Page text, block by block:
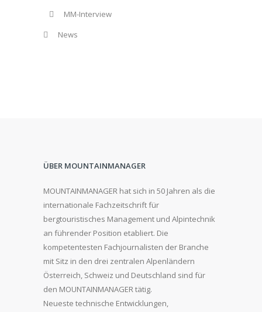
MM-Interview
News
ÜBER MOUNTAINMANAGER
MOUNTAINMANAGER hat sich in 50 Jahren als die
internationale Fachzeitschrift für
bergtouristisches Management und Alpintechnik
an führender Position etabliert. Die
kompetentesten Fachjournalisten der Branche
mit Sitz in den drei zentralen Alpenländern
Österreich, Schweiz und Deutschland sind für
den MOUNTAINMANAGER tätig.
Neueste technische Entwicklungen,